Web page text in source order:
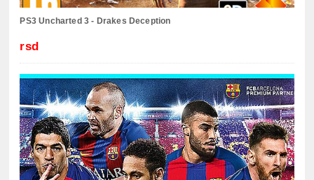
PS3 Uncharted 3 - Drakes Deception
rsd